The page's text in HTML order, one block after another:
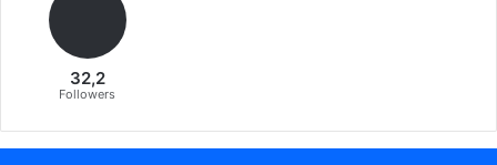
32,2
Followers